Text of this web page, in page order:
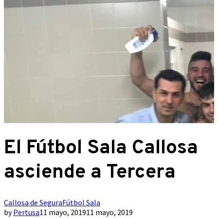
El Fútbol Sala Callosa
asciende a Tercera
Callosa de SeguraFútbol Sala
byPertusa11 mayo, 201911 mayo, 2019